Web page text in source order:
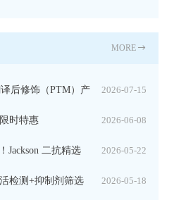
MORE
2026-07-15
后修饰（PTM）产
2026-06-08
时特惠
2026-05-22
Jackson 二抗精选
2026-05-18
检测+抑制剂筛选